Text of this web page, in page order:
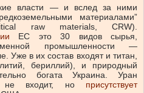
власти — и вслед за ними
материалами”
raw materials, CRW).
ЕС это 30 видов сырья,
промышленности —
Уже в их состав входят и титан,
бериллий), и природный
богата Украина. Уран
не входит, но присутствует